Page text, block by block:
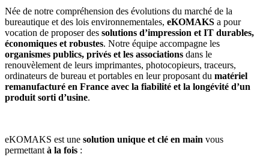
Née de notre compréhension des évolutions du marché de la
bureautique et des lois environnementales, eKOMAKS a pour
vocation de proposer des solutions d’impression et IT durables,
économiques et robustes. Notre équipe accompagne les
organismes publics, privés et les associations dans le
renouvèlement de leurs imprimantes, photocopieurs, traceurs,
ordinateurs de bureau et portables en leur proposant du matériel
remanufacturé en France avec la fiabilité et la longévité d’un
produit sorti d’usine.
eKOMAKS est une solution unique et clé en main vous
permettant à la fois :